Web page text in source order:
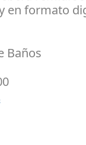
en formato
Baños